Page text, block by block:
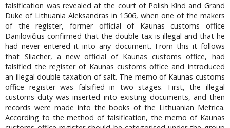
falsification was revealed at the court of Polish Kind and Grand
Duke of Lithuania Aleksandras in 1506, when one of the makers
of the register, former official of Kaunas customs office
Danilovičius confirmed that the double tax is illegal and that he
had never entered it into any document. From this it follows
that Sliacher, a new official of Kaunas customs office, had
falsified the register of Kaunas customs office and introduced
an illegal double taxation of salt. The memo of Kaunas customs
office register was falsified in two stages. First, the illegal
customs duty was inserted into existing documents, and then
records were made into the books of the Lithuanian Metrica.
According to the method of falsification, the memo of Kaunas